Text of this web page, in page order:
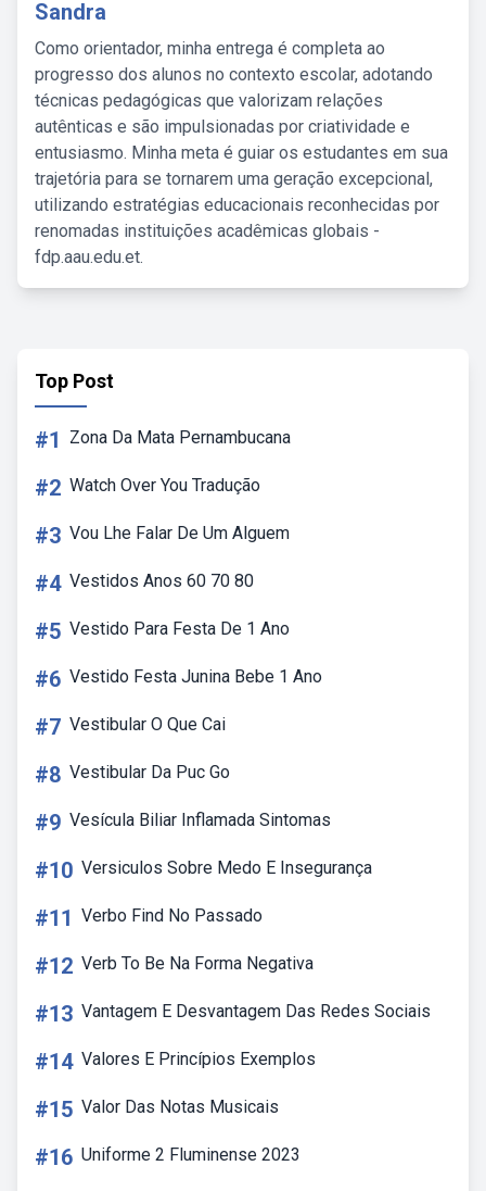
Sandra
Como orientador, minha entrega é completa ao
progresso dos alunos no contexto escolar, adotando
técnicas pedagógicas que valorizam relações
autênticas e são impulsionadas por criatividade e
entusiasmo. Minha meta é guiar os estudantes em sua
trajetória para se tornarem uma geração excepcional,
utilizando estratégias educacionais reconhecidas por
renomadas instituições acadêmicas globais -
fdp.aau.edu.et.
Top Post
#1 Zona Da Mata Pernambucana
#2 Watch Over You Tradução
#3 Vou Lhe Falar De Um Alguem
#4 Vestidos Anos 60 70 80
#5 Vestido Para Festa De 1 Ano
#6 Vestido Festa Junina Bebe 1 Ano
#7 Vestibular O Que Cai
#8 Vestibular Da Puc Go
#9 Vesícula Biliar Inflamada Sintomas
#10 Versiculos Sobre Medo E Insegurança
#11 Verbo Find No Passado
#12 Verb To Be Na Forma Negativa
#13 Vantagem E Desvantagem Das Redes Sociais
#14 Valores E Princípios Exemplos
#15 Valor Das Notas Musicais
#16 Uniforme 2 Fluminense 2023